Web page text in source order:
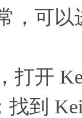
，可以
打开
找到